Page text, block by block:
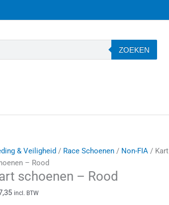
ZOEKEN
& Veiligheid / Race Schoenen/ Non-FIA/ Kart
– Rood
schoenen – Rood
incl. BTW